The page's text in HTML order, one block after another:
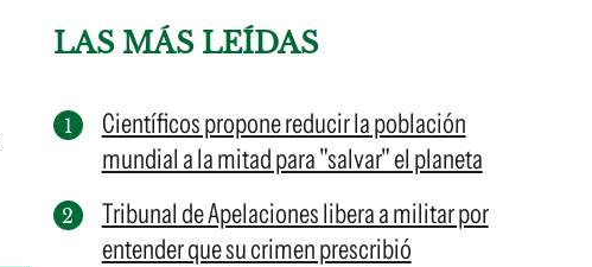
LAS MÁS LEÍDAS
Científicos propone reducir la población
mundial a la mitad para "salvar" el planeta
Tribunal de Apelaciones libera a militar por
entender que su crimen prescribió